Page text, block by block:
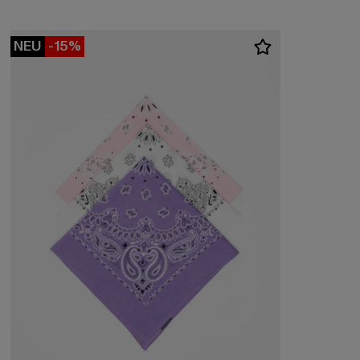
NEU -15%